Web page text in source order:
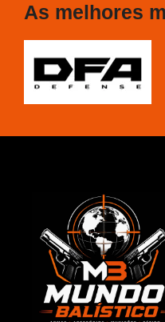
As melhores